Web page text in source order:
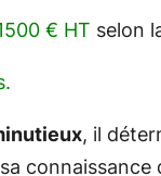
€ HT selon
, il
connaissance